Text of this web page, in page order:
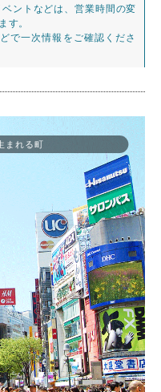
ントなどは、営業時間の変
す。
で一次情報をご確認くださ
まれる町